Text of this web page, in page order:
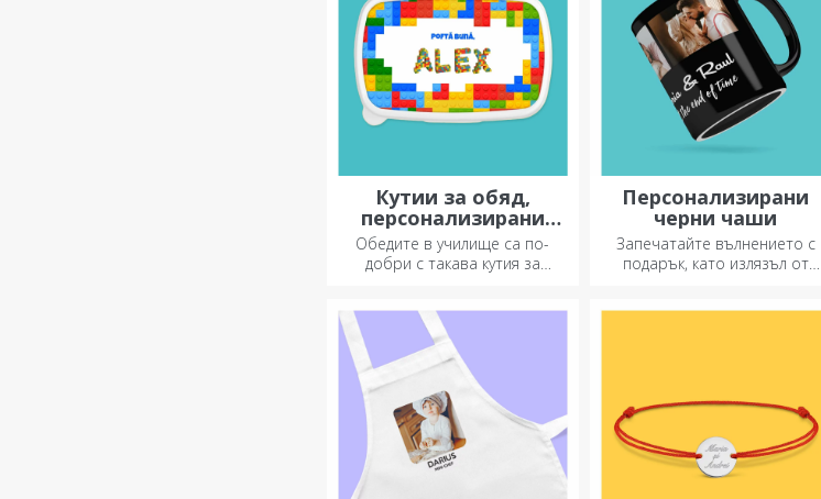
Кутии за обяд,
персонализирани
касероли
Обедите в училище са по-
добри с такава кутия за
нов ден!
Персонализирани
черни чаши
Запечатайте вълнението с
подарък, като излязъл от